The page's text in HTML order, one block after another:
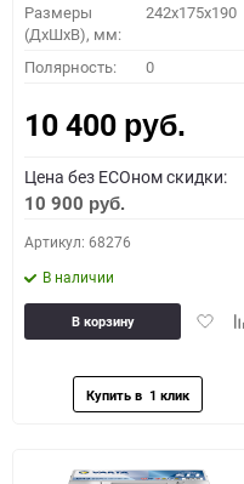
Размеры
(ДхШхВ), мм:
242x175x190
Полярность: 0
10 400 руб.
Цена без ECOном скидки:
10 900 руб.
Артикул: 68276
В наличии
В корзину